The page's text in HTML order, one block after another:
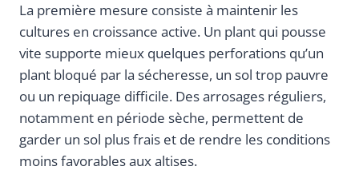
La première mesure consiste à maintenir les
cultures en croissance active. Un plant qui pousse
vite supporte mieux quelques perforations qu’un
plant bloqué par la sécheresse, un sol trop pauvre
ou un repiquage difficile. Des arrosages réguliers,
notamment en période sèche, permettent de
garder un sol plus frais et de rendre les conditions
moins favorables aux altises.